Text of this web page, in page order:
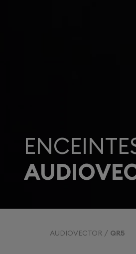
AUDIOVECTOR QR5